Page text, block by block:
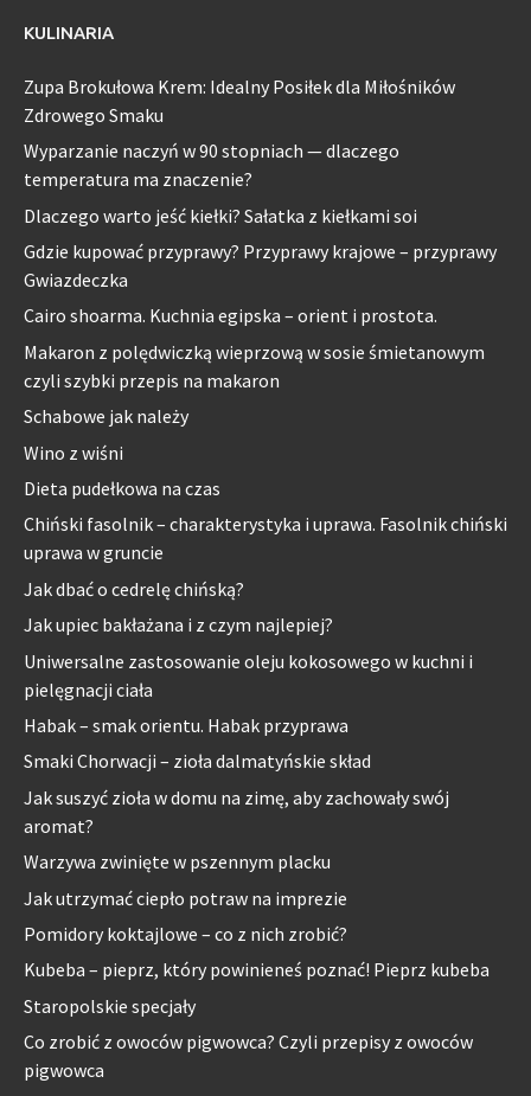
KULINARIA
Zupa Brokułowa Krem: Idealny Posiłek dla Miłośników
Zdrowego Smaku
Wyparzanie naczyń w 90 stopniach — dlaczego
temperatura ma znaczenie?
Dlaczego warto jeść kiełki? Sałatka z kiełkami soi
Gdzie kupować przyprawy? Przyprawy krajowe – przyprawy
Gwiazdeczka
Cairo shoarma. Kuchnia egipska – orient i prostota.
Makaron z polędwiczką wieprzową w sosie śmietanowym
czyli szybki przepis na makaron
Schabowe jak należy
Wino z wiśni
Dieta pudełkowa na czas
Chiński fasolnik – charakterystyka i uprawa. Fasolnik chiński
uprawa w gruncie
Jak dbać o cedrelę chińską?
Jak upiec bakłażana i z czym najlepiej?
Uniwersalne zastosowanie oleju kokosowego w kuchni i
pielęgnacji ciała
Habak – smak orientu. Habak przyprawa
Smaki Chorwacji – zioła dalmatyńskie skład
Jak suszyć zioła w domu na zimę, aby zachowały swój
aromat?
Warzywa zwinięte w pszennym placku
Jak utrzymać ciepło potraw na imprezie
Pomidory koktajlowe – co z nich zrobić?
Kubeba – pieprz, który powinieneś poznać! Pieprz kubeba
Staropolskie specjały
Co zrobić z owoców pigwowca? Czyli przepisy z owoców
pigwowca